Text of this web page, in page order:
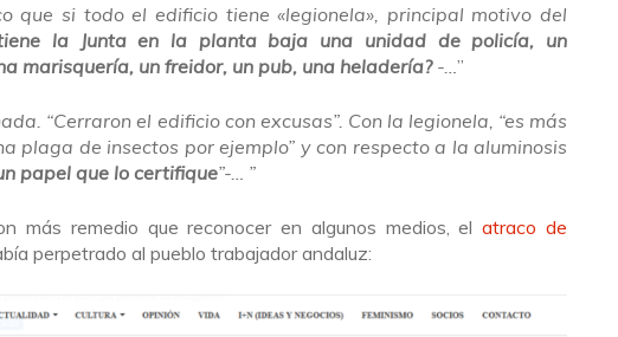
que si todo el edificio tiene «legionela», principal motivo del
la Junta en la planta baja una unidad de policía, un
marisquería, un freidor, un pub, una heladería?-… ”
“Cerraron el edificio con excusas”. Con la legionela, “es más
plaga de insectos por ejemplo” y con respecto a la aluminosis
papel que lo certifique”-… ”
más remedio que reconocer en algunos medios, elatraco de
perpetrado al pueblo trabajador andaluz: